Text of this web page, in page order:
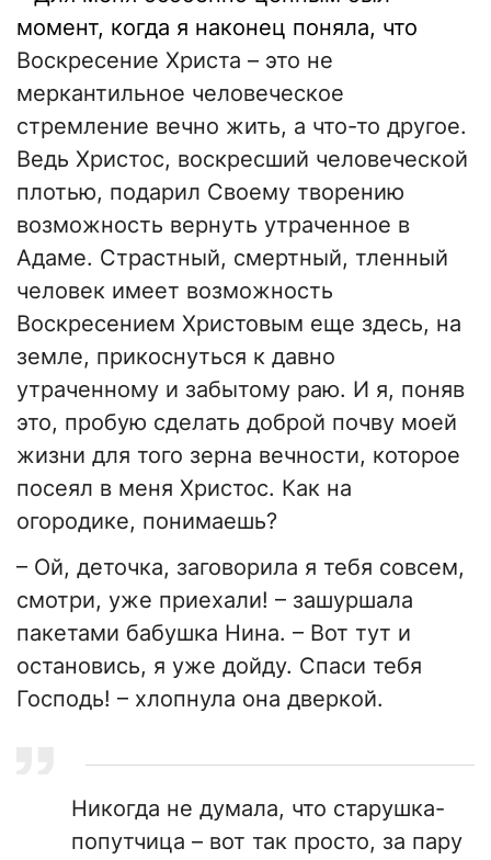
момент, когда я наконец поняла, что
Воскресение Христа – это не
меркантильное человеческое
стремление вечно жить, а что-то другое.
Ведь Христос, воскресший человеческой
плотью, подарил Своему творению
возможность вернуть утраченное в
Адаме. Страстный, смертный, тленный
человек имеет возможность
Воскресением Христовым еще здесь, на
земле, прикоснуться к давно
утраченному и забытому раю. И я, поняв
это, пробую сделать доброй почву моей
жизни для того зерна вечности, которое
посеял в меня Христос. Как на
огородике, понимаешь?
– Ой, деточка, заговорила я тебя совсем,
смотри, уже приехали! – зашуршала
пакетами бабушка Нина. – Вот тут и
остановись, я уже дойду. Спаси тебя
Господь! – хлопнула она дверкой.
Никогда не думала, что старушка-
попутчица – вот так просто, за пару